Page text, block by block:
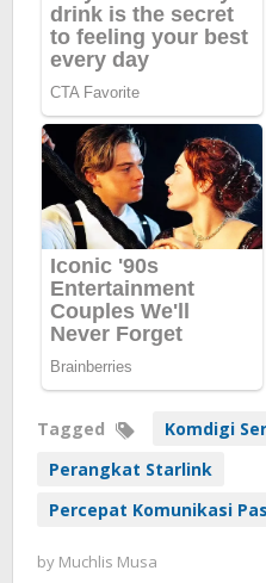
Tagged
Komdigi
Perangkat Starlink
Percepat Komunikasi
by Muchlis Musa